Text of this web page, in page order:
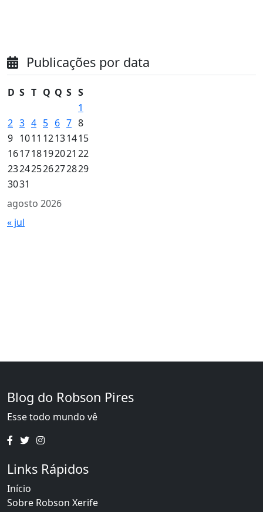
Publicações por data
agosto 2026
D S T Q Q S S
1
2 3 4 5 6 7 8
9 1011 12131415
161718192021 22
23242526272829
3031
« jul
Blog do Robson Pires
Esse todo mundo vê
Links Rápidos
Início
Sobre Robson Xerife